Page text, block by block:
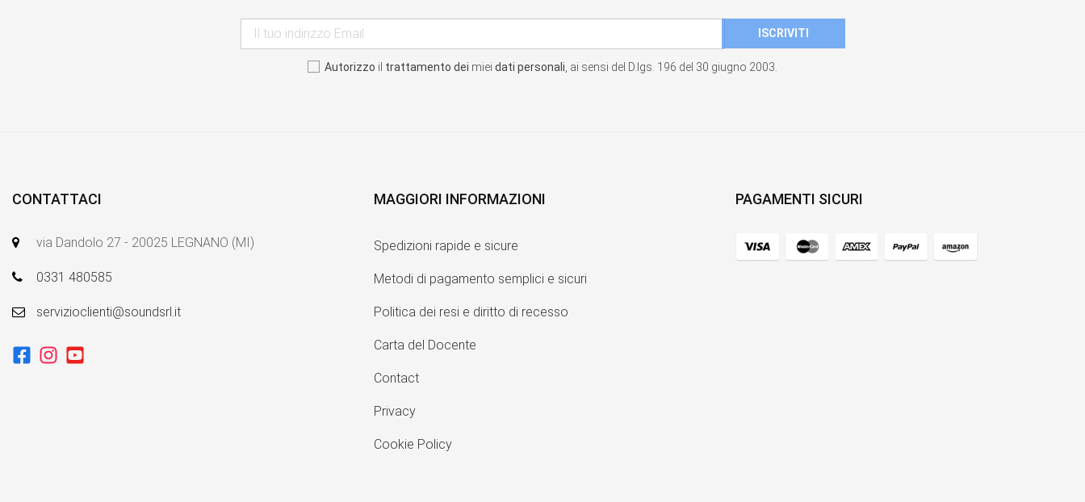
Autorizzo il trattamento dei miei dati personali , ai sensi del D.lgs. 196 del 30 giugno 2003.
CONTATTACI
via Dandolo 27 - 20025 LEGNANO (MI)
0331 480585
servizioclienti@soundsrl.it
MAGGIORI INFORMAZIONI
Spedizioni rapide e sicure
Metodi di pagamento semplici e sicuri
Politica dei resi e diritto di recesso
Carta del Docente
Contact
Privacy
Cookie Policy
PAGAMENTI SICURI